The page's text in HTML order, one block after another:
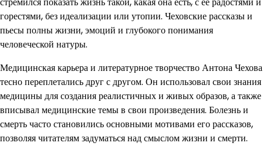
горестями, без идеализации или утопии. Чеховские рассказы и
пьесы полны жизни, эмоций и глубокого понимания
человеческой натуры.
Медицинская карьера и литературное творчество Антона Чехова
тесно переплетались друг с другом. Он использовал свои знания
медицины для создания реалистичных и живых образов, а также
вписывал медицинские темы в свои произведения. Болезнь и
смерть часто становились основными мотивами его рассказов,
позволяя читателям задуматься над смыслом жизни и смерти.